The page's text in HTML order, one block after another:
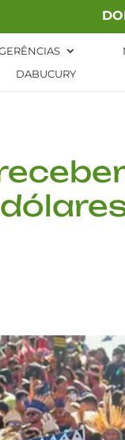
DABUCURY